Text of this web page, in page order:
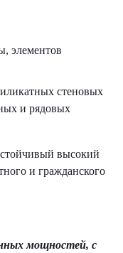
элементов
стеновых
и рядовых
высокий
и гражданского
мощностей, с